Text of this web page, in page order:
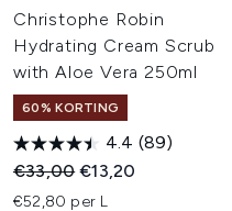
Christophe Robin
Hydrating Cream Scrub
with Aloe Vera 250ml
60% KORTING
4.4 (89)
Recommended Retail Price:
€33,00Huidige prijs:
€13,20
€52,80 per L